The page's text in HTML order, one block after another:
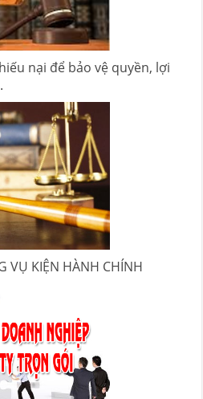
nại để bảo vệ quyền, lợi
VỤ KIỆN HÀNH CHÍNH